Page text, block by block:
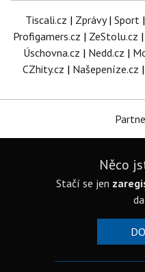
Tiscali.cz | Zprávy| Sport |
Profigamers.cz | ZeStolu.cz |
Úschovna.cz | Nedd.cz |
CZhity.cz | Našepeníze.cz |
Něco
Stačí se jen